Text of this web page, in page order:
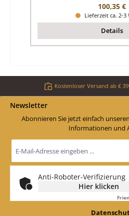
100,35 €
Lieferzeit ca. 2-3
Details
Kostenloser Versand ab €
Newsletter
Abonnieren Sie jetzt einfach
Informationen und
Mail-
Adresse
*
Anti-Roboter-Verifizierung
Hier klicken